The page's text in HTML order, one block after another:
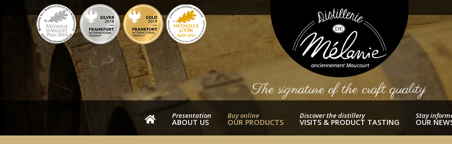
The signature of the craft quality
Presentation
ABOUT US
Buy online
OUR PRODUCTS
Discover the distillery
VISITS & PRODUCT TASTING
Stay
OUR